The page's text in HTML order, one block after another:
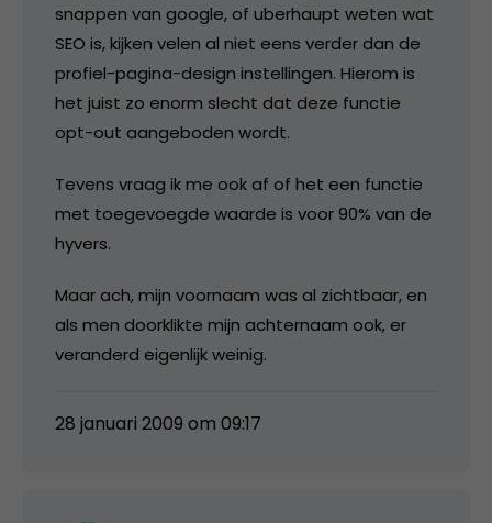
snappen van google, of uberhaupt weten wat
SEO is, kijken velen al niet eens verder dan de
profiel-pagina-design instellingen. Hierom is
het juist zo enorm slecht dat deze functie
opt-out aangeboden wordt.
Tevens vraag ik me ook af of het een functie
met toegevoegde waarde is voor 90% van de
hyvers.
Maar ach, mijn voornaam was al zichtbaar, en
als men doorklikte mijn achternaam ook, er
veranderd eigenlijk weinig.
28 januari 2009 om 09:17